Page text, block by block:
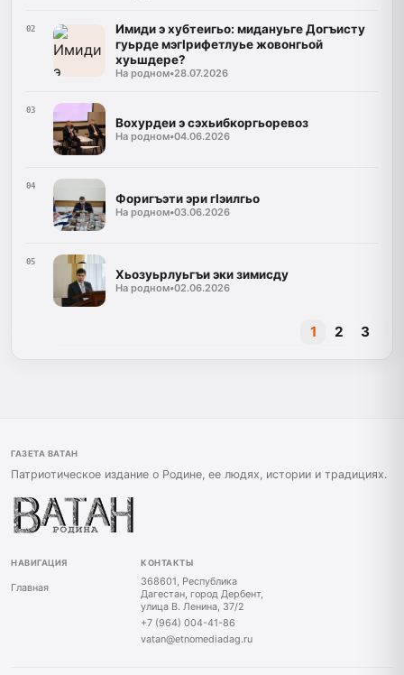
02
Имиди э хубтеигьо: мидануьге Догъисту
гуьрде мэгIрифетлуье жовонгьой
хуьшдере?
На родном•28.07.2026
03
Вохурдеи э сэхьибкоргьоревоз
На родном•04.06.2026
04
Форигъэти эри гIэилгьо
На родном•03.06.2026
05
Хьозуьрлуьгъи эки зимисду
На родном•02.06.2026
1 2 3
ГАЗЕТА ВАТАН
Патриотическое издание о Родине, ее людях, истории и традициях.
НАВИГАЦИЯ
Главная
КОНТАКТЫ
368601, Республика
Дагестан, город Дербент,
улица В. Ленина, 37/2
+7 (964) 004-41-86
vatan@etnomediadag.ru